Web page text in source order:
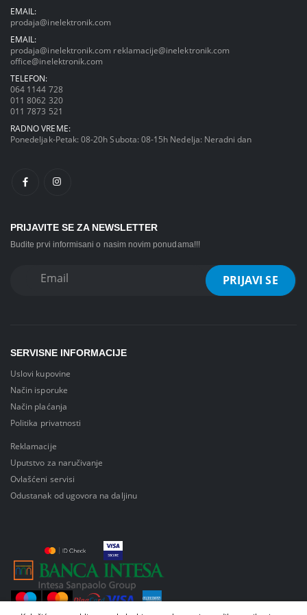
EMAIL:
prodaja@inelektronik.com
EMAIL:
prodaja@inelektronik.com reklamacije@inelektronik.com
office@inelektronik.com
TELEFON:
064 1144 728
011 8062 320
011 7873 521
RADNO VREME:
Ponedeljak-Petak: 08-20h Subota: 08-15h Nedelja: Neradni dan
PRIJAVITE SE ZA NEWSLETTER
Budite prvi informisani o nasim novim ponudama!!!
SERVISNE INFORMACIJE
Uslovi kupovine
Način isporuke
Način plaćanja
Politika privatnosti
Reklamacije
Uputstvo za naručivanje
Ovlašćeni servisi
Odustanak od ugovora na daljinu